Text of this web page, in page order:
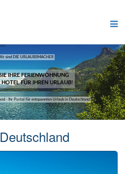
sind DIE URLAUBSMACHER
IHRE FERIENWOHNUNG
HOTEL FÜR IHREN URLAUB!
- Ihr Portal für entspannten Urlaub in Deutschland